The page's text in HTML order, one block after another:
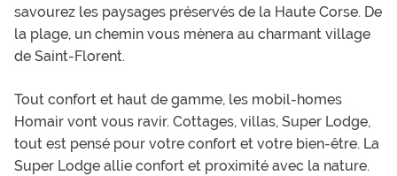
savourez les paysages préservés de la Haute Corse. De
la plage, un chemin vous mènera au charmant village
de Saint-Florent.
Tout confort et haut de gamme, les mobil-homes
Homair vont vous ravir. Cottages, villas, Super Lodge,
tout est pensé pour votre confort et votre bien-être. La
Super Lodge allie confort et proximité avec la nature.